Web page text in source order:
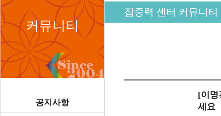
커뮤니티
공지사항
집중력 센터 커뮤니티
[이명
세요